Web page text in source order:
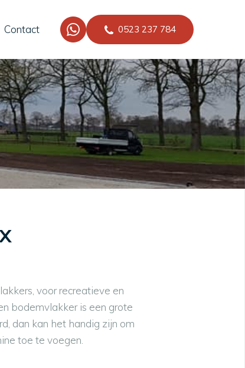
Contact 0523 237 784
voor recreatieve en
bodemvlakker is een grote
dan kan het handig zijn om
toe te voegen.